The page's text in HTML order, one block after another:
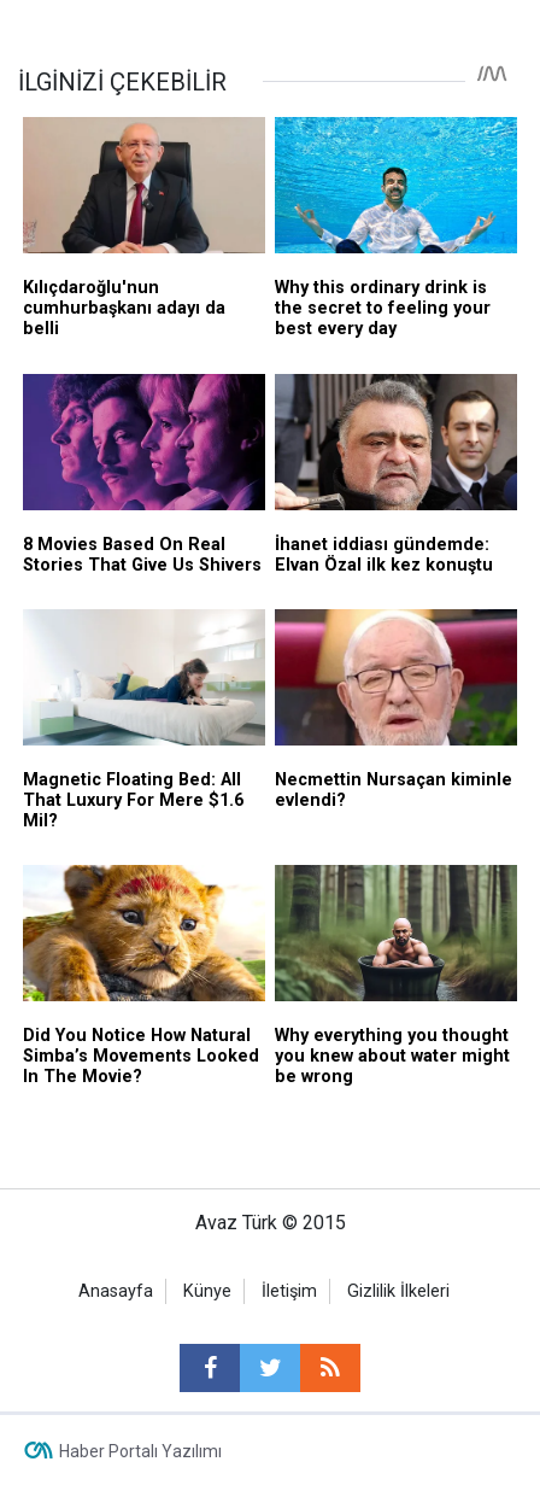
Avaz Türk © 2015
Anasayfa Künye İletişim Gizlilik İlkeleri
Haber Portalı Yazılımı